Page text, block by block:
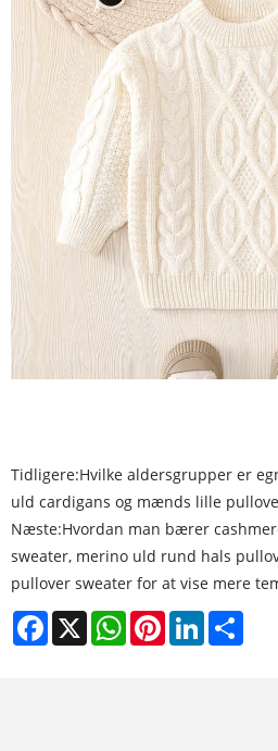
Tidligere:Hvilke aldersgrupper er
uld cardigans og mænds lille
Næste:Hvordan man bærer
sweater, merino uld rund hals
pullover sweater for at vise mere
Facebook
X WhatsAppPinterestLinkedIn